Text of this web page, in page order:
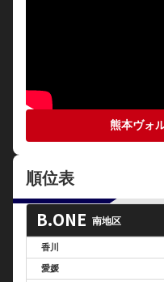
熊本ヴォ
順位表
B.ONE 南地区
香川
愛媛